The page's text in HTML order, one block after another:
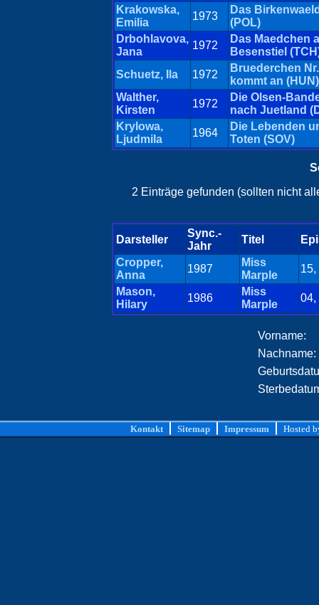
Krakowska,
Emilia
1973
Das
(POL)
Drbohlavova,
Jana
1972
Das Maedchen
Besenstiel
Schuetz, Ila
1972
Bruederchen
kommt an (HUN)
Walther,
Kirsten
1972
Die Olsen-
nach Juetland
Krylowa,
Ljudmila
1964
Die Lebenden
Toten (SOV)
2 Einträge gefunden (sollten nicht
Darsteller
Sync.-
Jahr
Titel
Cropper,
Anna
1987
Miss
Marple
15,
Mason,
Hilary
1986
Miss
Marple
04,
Vorname:
Nachname:
Kontakt Sitemap Impressum Hosted